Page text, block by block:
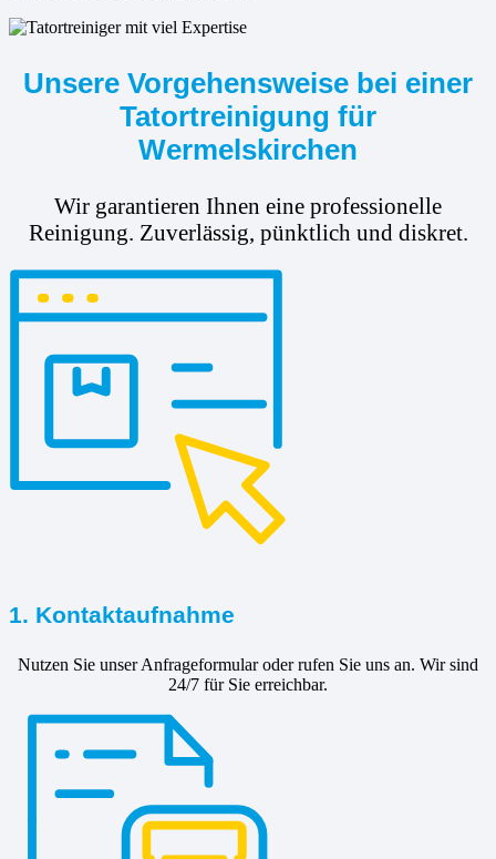
Unsere Vorgehensweise bei einer
Tatortreinigung für
Wermelskirchen
Wir garantieren Ihnen eine professionelle
Reinigung. Zuverlässig, pünktlich und diskret.
1. Kontaktaufnahme
Nutzen Sie unser Anfrageformular oder rufen Sie uns an. Wir sind
24/7 für Sie erreichbar.